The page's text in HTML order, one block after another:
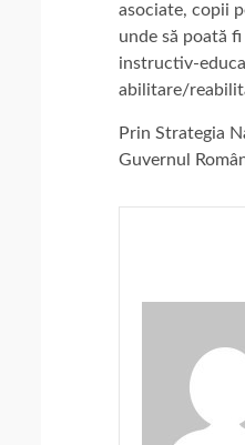
asociate, copii
unde să poată
instructiv-
abilitare/
Prin Strategia
Guvernul